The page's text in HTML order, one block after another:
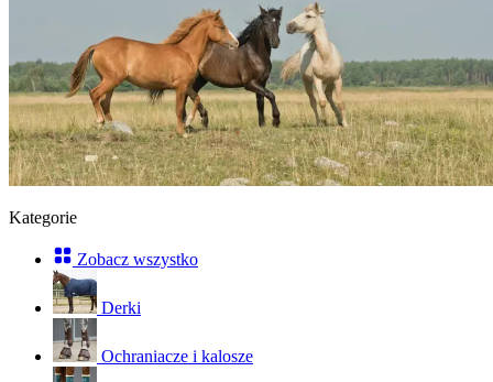
Kategorie
Zobacz wszystko
Derki
Ochraniacze i kalosze